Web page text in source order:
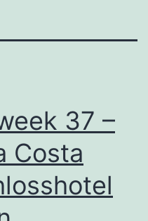
37 –
Costa